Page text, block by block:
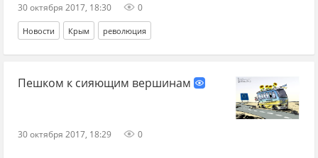
30 октября 2017, 18:30 0
Новости Крым революция
Пешком к сияющим вершинам
30 октября 2017, 18:29 0